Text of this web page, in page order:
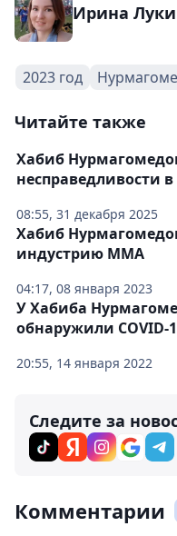
Ирина
2023 год
Читайте также
08:55, 31 декабря 2025
Хабиб
несправедливости в
04:17, 08 января 2023
Хабиб
индустрию ММА
20:55, 14 января 2022
У Хабиба
обнаружили COVID-
Следите за
Комментарии